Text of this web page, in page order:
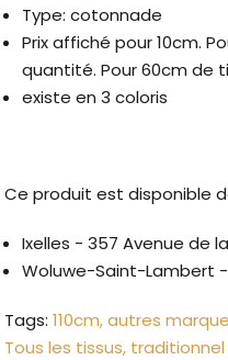
Type: cotonnade
Prix affiché pour 10cm.
quantité. Pour 60cm de
existe en 3 coloris
Ce produit est disponible
Ixelles - 357 Avenue de
Woluwe-Saint-Lambert
Tags: 110cm autres
Tous les tissus traditionnel